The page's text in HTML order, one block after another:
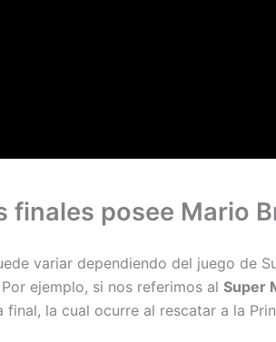
finales posee Mario
variar dependiendo del juego de
ejemplo, si nos referimos al Super
final, la cual ocurre al rescatar a la